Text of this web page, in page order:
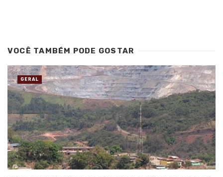
VOCÊ TAMBÉM PODE GOSTAR
GERAL